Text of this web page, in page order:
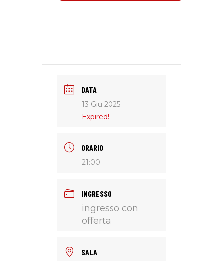
DATA
13 Giu 2025
Expired!
ORARIO
21:00
INGRESSO
ingresso con
offerta
SALA